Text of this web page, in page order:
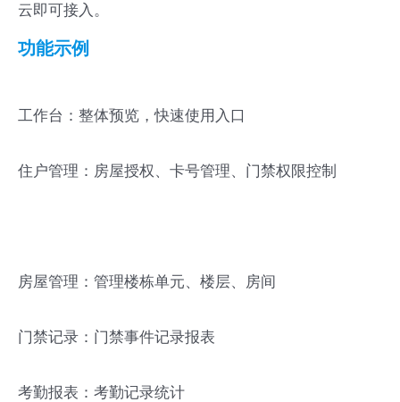
云即可接入。
功能示例
工作台：整体预览，快速使用入口
住户管理：房屋授权、卡号管理、门禁权限控制
房屋管理：管理楼栋单元、楼层、房间
门禁记录：门禁事件记录报表
考勤报表：考勤记录统计